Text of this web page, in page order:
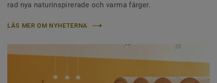
rad nya naturinspirerade och varma färger.
LÄS MER OM NYHETERNA